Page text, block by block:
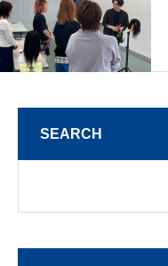
SEARCH